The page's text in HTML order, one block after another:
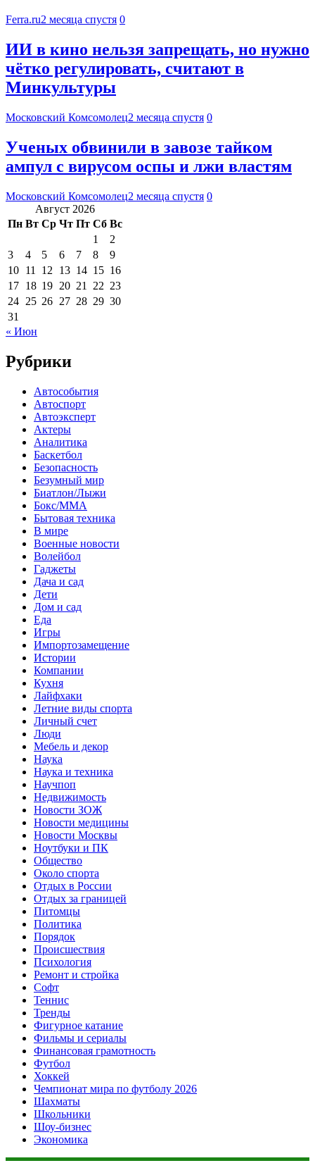
Ferra.ru2 месяца спустя 0
ИИ в кино нельзя запрещать, но нужно
чётко регулировать, считают в
Минкультуры
Московский Комсомолец2 месяца спустя 0
Ученых обвинили в завозе тайком
ампул с вирусом оспы и лжи властям
Московский Комсомолец2 месяца спустя 0
Август 2026
Пн Вт Ср Чт Пт Сб Вс
1
2
3
4 5 6 7 8
9
10 11 12 13 14 15 16
17 18 19 20 21 22 23
24 25 26 27 28 29 30
31
« Июн
Рубрики
Автособытия
Автоспорт
Автоэксперт
Актеры
Аналитика
Баскетбол
Безопасность
Безумный мир
Биатлон/Лыжи
Бокс/MMA
Бытовая техника
В мире
Военные новости
Волейбол
Гаджеты
Дача и сад
Дети
Дом и сад
Еда
Игры
Импортозамещение
Истории
Компании
Кухня
Лайфхаки
Летние виды спорта
Личный счет
Люди
Мебель и декор
Наука
Наука и техника
Научпоп
Недвижимость
Новости ЗОЖ
Новости медицины
Новости Москвы
Ноутбуки и ПК
Общество
Около спорта
Отдых в России
Отдых за границей
Питомцы
Политика
Порядок
Происшествия
Психология
Ремонт и стройка
Софт
Теннис
Тренды
Фигурное катание
Фильмы и сериалы
Финансовая грамотность
Футбол
Хоккей
Чемпионат мира по футболу 2026
Шахматы
Школьники
Шоу-бизнес
Экономика